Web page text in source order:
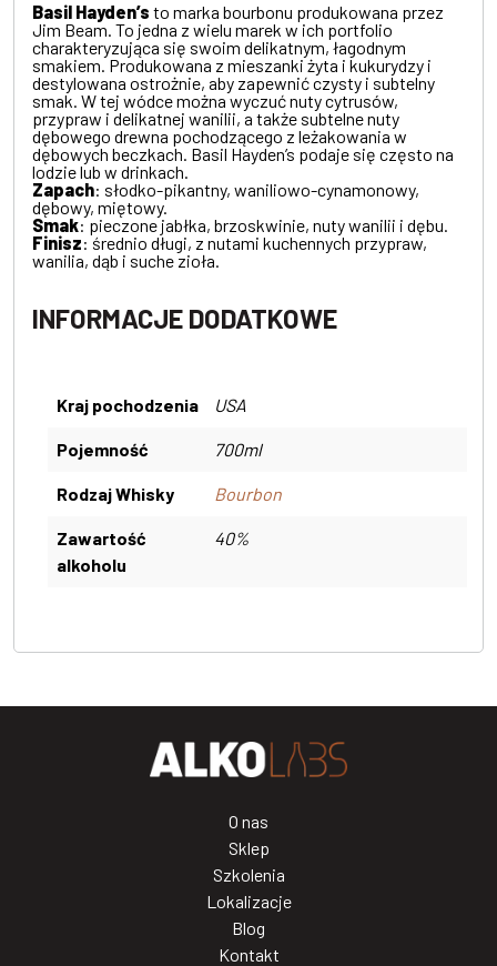
Basil Hayden’s to marka bourbonu produkowana przez
Jim Beam. To jedna z wielu marek w ich portfolio
charakteryzująca się swoim delikatnym, łagodnym
smakiem. Produkowana z mieszanki żyta i kukurydzy i
destylowana ostrożnie, aby zapewnić czysty i subtelny
smak. W tej wódce można wyczuć nuty cytrusów,
przypraw i delikatnej wanilii, a także subtelne nuty
dębowego drewna pochodzącego z leżakowania w
dębowych beczkach. Basil Hayden’s podaje się często na
lodzie lub w drinkach.
Zapach: słodko-pikantny, waniliowo-cynamonowy,
dębowy, miętowy.
Smak: pieczone jabłka, brzoskwinie, nuty wanilii i dębu.
Finisz: średnio długi, z nutami kuchennych przypraw,
wanilia, dąb i suche zioła.
INFORMACJE DODATKOWE
Kraj pochodzenia USA
Pojemność 700ml
Rodzaj Whisky Bourbon
Zawartość
alkoholu
40%
O nas
Sklep
Szkolenia
Lokalizacje
Blog
Kontakt